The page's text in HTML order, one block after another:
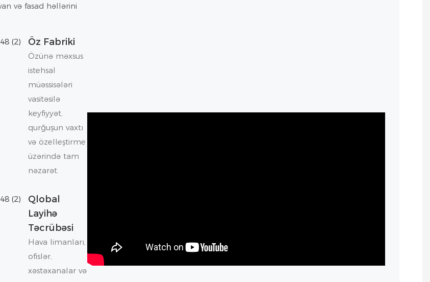
və fasad həllərini
Öz Fabriki
Özünə məxsus
istehsal
müəssisələri
vasitəsilə
keyfiyyət,
qurğuşun vaxtı
və özelleştirme
üzərində tam
nəzarət.
Qlobal
Layihə
Təcrübəsi
Hava limanları,
ofislər,
xəstəxanalar və